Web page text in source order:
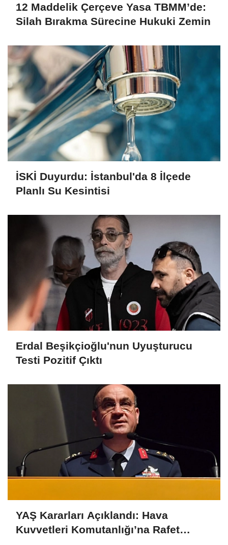
12 Maddelik Çerçeve Yasa TBMM’de:
Silah Bırakma Sürecine Hukuki Zemin
İSKİ Duyurdu: İstanbul'da 8 İlçede
Planlı Su Kesintisi
Erdal Beşikçioğlu'nun Uyuşturucu
Testi Pozitif Çıktı
YAŞ Kararları Açıklandı: Hava
Kuvvetleri Komutanlığı’na Rafet